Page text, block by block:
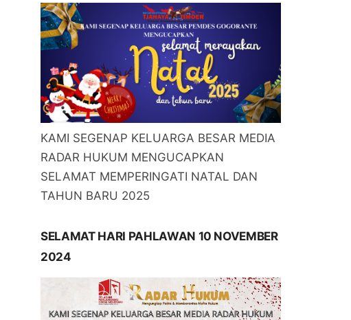
KAMI SEGENAP KELUARGA BESAR MEDIA
RADAR HUKUM MENGUCAPKAN
SELAMAT MEMPERINGATI NATAL DAN
TAHUN BARU 2025
SELAMAT HARI PAHLAWAN 10 NOVEMBER
2024